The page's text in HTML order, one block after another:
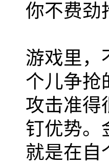
你不费劲
游戏里，
个儿争抢
攻击准得
钉优势。
就是在自